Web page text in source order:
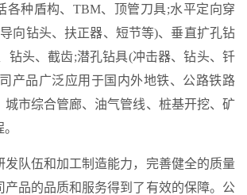
各种盾构、TBM、顶管刀具;水平定向穿
向钻头、扶正器、短节等)、垂直扩孔钻
钻头、截齿;潜孔钻具(冲击器、钻头、钎
产品广泛应用于国内外地铁、公路铁路
城市综合管廊、油气管线、桩基开挖、矿
发队伍和加工制造能力，完善健全的质量
产品的品质和服务得到了有效的保障。公